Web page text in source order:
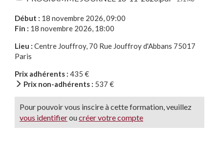
Début : 18 novembre 2026, 09:00
Fin : 18 novembre 2026, 18:00
Lieu : Centre Jouffroy, 70 Rue Jouffroy d'Abbans 75017
Paris
Prix adhérents : 435 €
Prix non-adhérents : 537 €
Pour pouvoir vous inscire à cette formation, veuillez
vous identifieroucréer votre compte